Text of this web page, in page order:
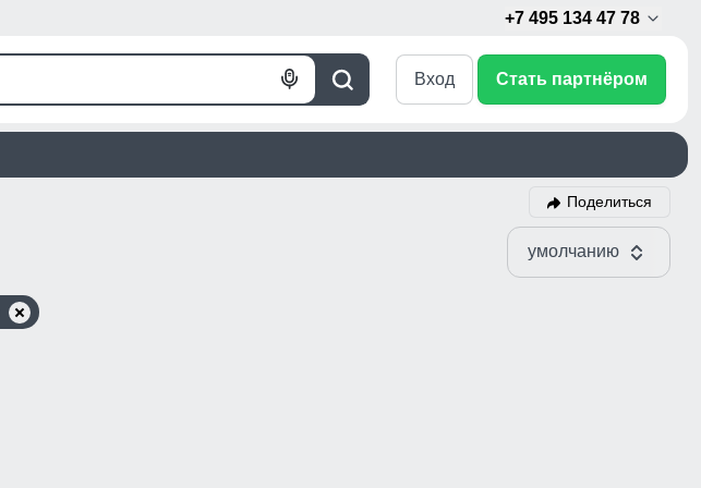
+7 495 134 47 78
Поиск
Голосовой
Вход Стать партнёром
Поделиться
умолчанию